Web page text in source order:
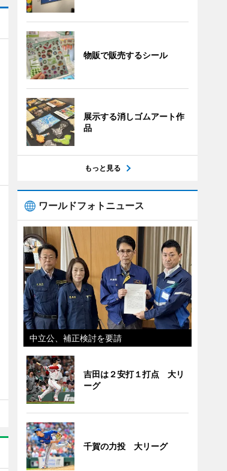
物販で販売するシール
展示する消しゴムアート作
品
もっと見る
ワールドフォトニュース
中立公、補正検討を要請
吉田は２安打１打点 大リ
ーグ
千賀の力投 大リーグ